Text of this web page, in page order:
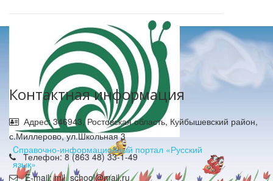
Cправочно-информационный портал «Русский
язык»
Контактная информация
Адрес: 346943, Ростовская область, Куйбышевский район,
с.Миллерово, ул.Школьная 3
Телефон: 8 (863 48) 33-1-49
E-mail: mil_school@mail.ru